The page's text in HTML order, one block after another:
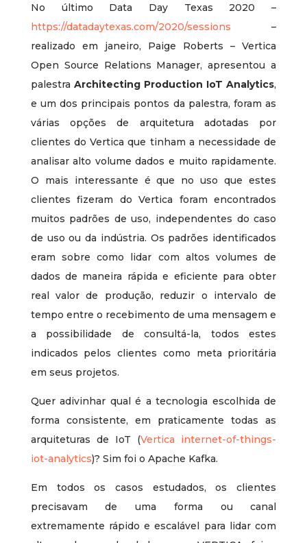
No último Data Day Texas 2020 –
https://datadaytexas.com/2020/sessions –
realizado em janeiro, Paige Roberts – Vertica
Open Source Relations Manager, apresentou a
palestra Architecting Production IoT Analytics,
e um dos principais pontos da palestra, foram as
várias opções de arquitetura adotadas por
clientes do Vertica que tinham a necessidade de
analisar alto volume dados e muito rapidamente.
O mais interessante é que no uso que estes
clientes fizeram do Vertica foram encontrados
muitos padrões de uso, independentes do caso
de uso ou da indústria. Os padrões identificados
eram sobre como lidar com altos volumes de
dados de maneira rápida e eficiente para obter
real valor de produção, reduzir o intervalo de
tempo entre o recebimento de uma mensagem e
a possibilidade de consultá-la, todos estes
indicados pelos clientes como meta prioritária
em seus projetos.
Quer adivinhar qual é a tecnologia escolhida de
forma consistente, em praticamente todas as
arquiteturas de IoT (Vertica internet-of-things-
iot-analytics)? Sim foi o Apache Kafka.
Em todos os casos estudados, os clientes
precisavam de uma forma ou canal
extremamente rápido e escalável para lidar com